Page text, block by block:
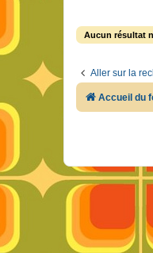
Aucun résultat
Aller sur la
Accueil du